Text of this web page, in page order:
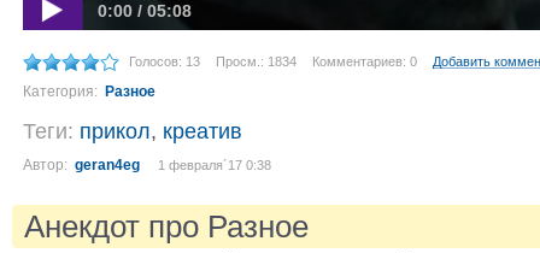
0:00 / 05:08
Голосов: 13 Просм.: 1834 Комментариев: 0 Добавить
Категория: Разное
Теги: прикол, креатив
Автор: geran4eg 1 февраля´17 0:38
Анекдот про Разное